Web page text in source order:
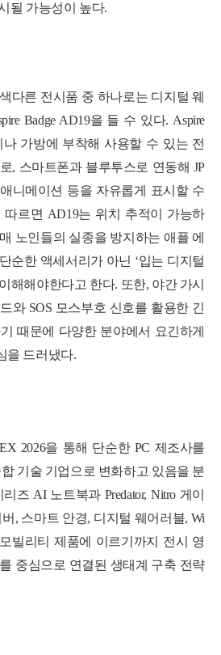
될 가능성이 높다.
다른 전시품 중 하나로는 디지털 웨
Badge AD19을 들 수 있다. Aspire
나 가방에 부착해 사용할 수 있는 전
, 스마트폰과 블루투스로 연동해 JP
니메이션 등을 자유롭게 표시할 수
따르면 AD19는 위치 추적이 가능하
노인들의 실종을 방지하는 애플 에
단순한 액세 서 리 가 아닌 ‘입는 디 지 털
해해야한다고 한다. 또한, 야간 가시
드와 SOS 모스부호 신호를 활용한 긴
때문에 다양한 분야에서 요긴하게
을 드러냈다.
2026을 통해 단순한 PC 제조사를
기술 기업으로 변화하고 있음을 분
즈 AI 노트북과 Predator, Nitro 게이
, 스마트 안경, 디지털 웨어러블, Wi
빌리티 제품에 이르기까지 전시 영
중심으로 연결된 생태계 구축 전략